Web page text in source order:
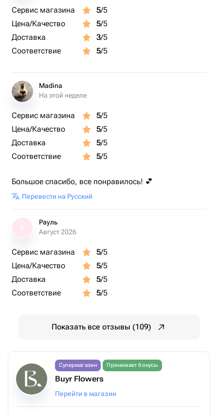
Сервис магазина 5/5
Цена/Качество
5/5
Доставка
3/5
Соответствие
5/5
Madina
На этой неделе
Сервис магазина 5/5
Цена/Качество
5/5
Доставка
5/5
Соответствие
5/5
Большое спасибо, все понравилось! 💕
Перевести на Русский
Рауль
Август 2026
Сервис магазина 5/5
Цена/Качество
5/5
Доставка
5/5
Соответствие
5/5
Показать все отзывы (109)
Супермагазин Принимает бонусы
Buyr Flowers
Перейти в магазин